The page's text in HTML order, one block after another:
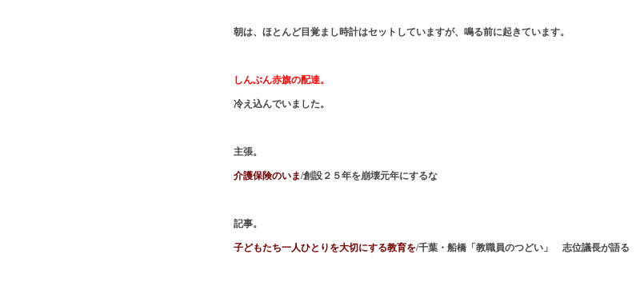
朝は、ほとんど目覚まし時計はセットしていますが、鳴る前に起きています。
しんぶん赤旗の配達。
冷え込んでいました。
主張。
介護保険のいま/創設２５年を崩壊元年にするな
記事。
子どもたち一人ひとりを大切にする教育を/千葉・船橋「教職員のつどい」 志位議長が語る